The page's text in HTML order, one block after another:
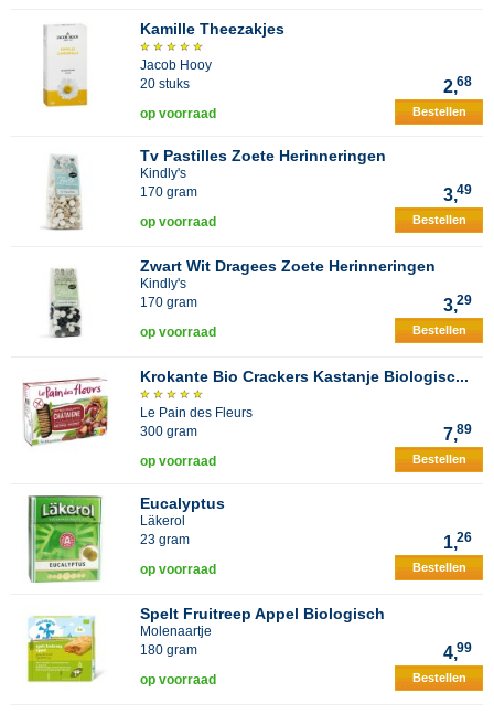
Kamille Theezakjes
Jacob Hooy
20 stuks
2,68
op voorraad Bestellen
Tv Pastilles Zoete Herinneringen
Kindly's
170 gram
3,49
op voorraad Bestellen
Zwart Wit Dragees Zoete Herinneringen
Kindly's
170 gram
3,29
op voorraad Bestellen
Krokante Bio Crackers Kastanje Biologisc...
Le Pain des Fleurs
300 gram
7,89
op voorraad Bestellen
Eucalyptus
Läkerol
23 gram
1,26
op voorraad Bestellen
Spelt Fruitreep Appel Biologisch
Molenaartje
180 gram
4,99
op voorraad Bestellen